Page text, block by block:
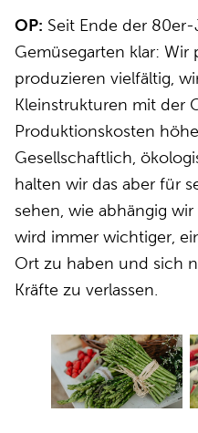
OP: Seit Ende der
Gemüsegarten klar:
produzieren vielfältig,
Kleinstrukturen mit der
Produktionskosten
Gesellschaftlich,
halten wir das aber für
sehen, wie abhängig
wird immer wichtiger,
Ort zu haben und sich
Kräfte zu verlassen.